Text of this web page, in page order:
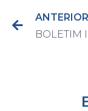
ANTERIOR